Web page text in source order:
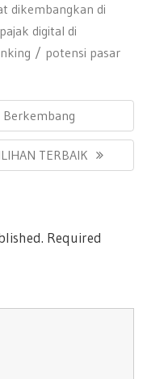
dikembangkan di
digital di
potensi pasar
Berkembang
TERBAIK
Required